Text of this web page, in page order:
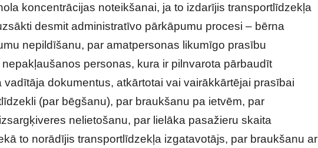
koncentrācijas noteikšanai, ja to izdarījis transportlīdzekļa
desmit administratīvo pārkāpumu procesi – bērna
nepildīšanu, par amatpersonas likumīgo prasību
personas, kura ir pilnvarota pārbaudīt
vadītāja dokumentus, atkārtotai vai vairākkārtējai prasībai
(par bēgšanu), par braukšanu pa ietvēm, par
nelietošanu, par lielāka pasažieru skaita
to norādījis transportlīdzekļa izgatavotājs, par braukšanu ar